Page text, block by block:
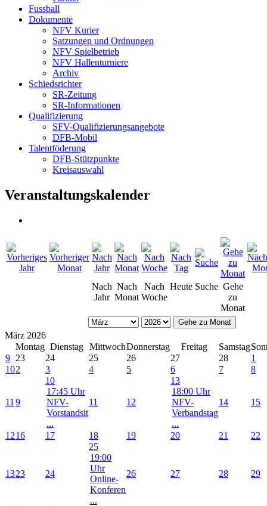
Fussball
Dokumente
NFV Kurier
Satzungen und Ordnungen
NFV Spielbetrieb
NFV Hallenturniere
Archiv
Schiedsrichter
SR-Zeitung
SR-Informationen
Qualifizierung
SFV-Qualifizierungsangebote
DFB-Mobil
Talentföderung
DFB-Stützpunkte
Kreisauswahl
Veranstaltungskalender
Nach
Jahr
Nach
Monat
Nach
Woche
Heute Suche Gehe
zu
Monat
Gehe zu Monat
März 2026
Montag Dienstag MittwochDonnerstag Freitag Samstag
9 23 24 25 26 27 28
1
102 3 4 5 6 7 8
11 9
10
17:45 Uhr
NFV-
Vorstandsit
...
11 12
13
18:00 Uhr
NFV-
Verbandstag
...
14 15
1216 17 18 19 20 21 22
1323 24
25
19:00
Uhr
Online-
Konferen
...
26 27 28 29